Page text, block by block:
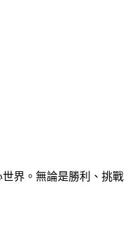
界。無論是勝利、挑